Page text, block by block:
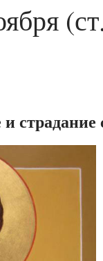
страдание